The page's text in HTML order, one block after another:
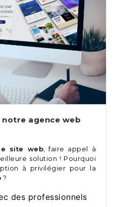
agence web
site web , faire appel à
solution ! Pourquoi
à privilégier pour la
?
des professionnels